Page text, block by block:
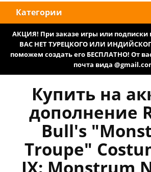
Категории
АКЦИЯ! При заказе игры или подписки
ВАС НЕТ ТУРЕЦКОГО ИЛИ
поможем создать его БЕСПЛАТНО! От
почта вида
Купить на
дополнение
Bull's
Troupe"